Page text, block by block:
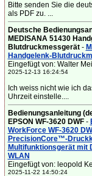
Bitte senden Sie die
als PDF zu. ...
Deutsche
MEDISANA 51430
Blutdruckmessgerät-
Handgelenk-
Eingefügt von: Walter
2025-12-13 16:24:54
Ich weiss nicht wie ich
Uhrzeit einstelle....
Bedienungsanleitung
EPSON WF-3620 DWF-
WorkForce WF-3620
PrecisionCore™-
Multifunktionsgerät mit
WLAN
Eingefügt von: leopold
2025-11-22 14:50:24